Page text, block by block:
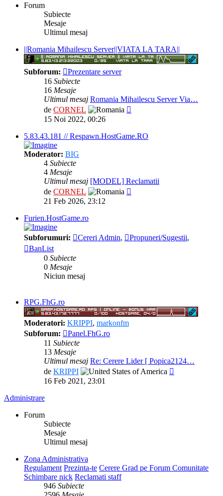
Forum
Subiecte
Mesaje
Ultimul mesaj
||Romania Mihailescu Server||VIATA LA TARA||
Subforum:
Prezentare server
16 Subiecte
16 Mesaje
Ultimul mesaj Romania Mihailescu Server Via…
de CORNEL
15 Noi 2022, 00:26
5.83.43.181 // Respawn.HostGame.RO
Moderator: BIG
4 Subiecte
4 Mesaje
Ultimul mesaj [MODEL] Reclamatii
de CORNEL
21 Feb 2026, 23:12
Furien.HostGame.ro
Subforumuri: Cereri Admin, Propuneri/Sugestii,
BanList
0 Subiecte
0 Mesaje
Niciun mesaj
RPG.FhG.ro
Moderatori: KRIPPI, markonfm
Subforum:
Panel.FhG.ro
11 Subiecte
13 Mesaje
Ultimul mesaj Re: Cerere Lider [ Popica2124…
de KRIPPI
16 Feb 2021, 23:01
Administrare
Forum
Subiecte
Mesaje
Ultimul mesaj
Zona Administrativa
Regulament Prezinta-te Cerere Grad pe Forum Comunitate
Schimbare nick Reclamati staff
946 Subiecte